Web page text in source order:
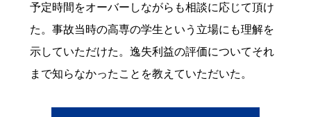
予定時間をオーバーしながらも相談に応じて頂け
た。事故当時の高専の学生という立場にも理解を
示していただけた。逸失利益の評価についてそれ
まで知らなかったことを教えていただいた。